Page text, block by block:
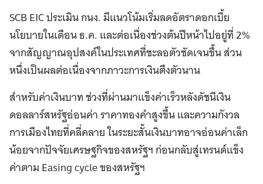
SCB EIC ประเมิน กนง. มีแนวโน้มเริ่มลดอัตราดอกเบี้ย
นโยบายในเดือน ธ.ค. และต่อเนื่องช่วงต้นปีหน้าไปอยู่ที่ 2%
จากสัญญาณอุปสงค์ในประเทศที่ชะลอตัวชัดเจนขึ้น ส่วน
หนึ่งเป็นผลต่อเนื่องจากภาวะการเงินตึงตัวนาน
สำหรับค่าเงินบาท ช่วงที่ผ่านมาแข็งค่าเร็วหลังดัชนีเงิน
ดอลลาร์สหรัฐอ่อนค่า ราคาทองคำสูงขึ้น และความกังวล
การเมืองไทยที่คลี่คลาย ในระยะสั้นเงินบาทอาจอ่อนค่าเล็ก
น้อยจากปัจจัยเศรษฐกิจของสหรัฐฯ ก่อนกลับสู่เทรนด์แข็ง
ค่าตาม Easing cycle ของสหรัฐฯ